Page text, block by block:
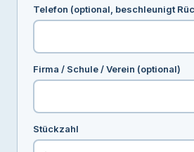
Telefon (optional, beschleunigt
Firma / Schule / Verein (optional)
Stückzahl